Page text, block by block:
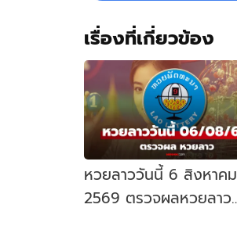
เรื่องที่เกี่ยวข้อง
หวยลาววันนี้ 6 สิงหาคม
2569 ตรวจผลหวยลาว